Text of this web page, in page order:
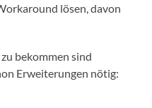
lösen, davon
bekommen sind
Erweiterungen nötig: